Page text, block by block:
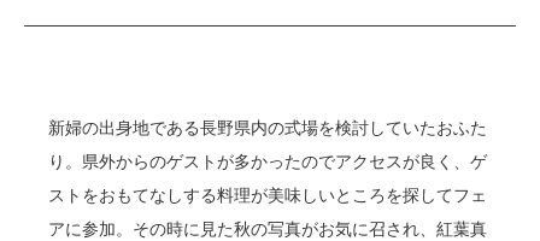
新婦の出身地である長野県内の式場を検討していたおふた
り。県外からのゲストが多かったのでアクセスが良く、ゲ
ストをおもてなしする料理が美味しいところを探してフェ
アに参加。その時に見た秋の写真がお気に召され、紅葉真